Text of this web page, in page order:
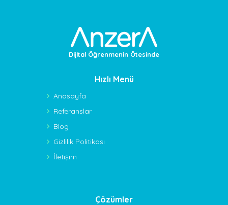
Dijital Öğrenmenin Ötesinde
Hızlı Menü
Anasayfa
Referanslar
Blog
Gizlilik Politikası
İletişim
Çözümler